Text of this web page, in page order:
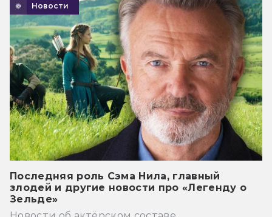
Новости
Последняя роль Сэма Нила, главный
злодей и другие новости про «Легенду о
Зельде»